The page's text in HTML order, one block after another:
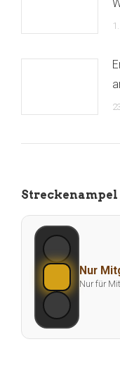
Streckenampel
Nur
Nur für